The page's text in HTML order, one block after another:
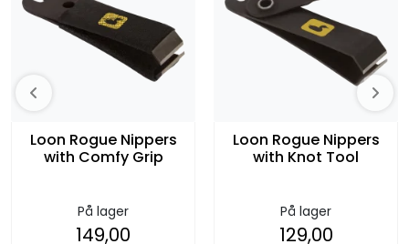
Loon Rogue Nippers
with Comfy Grip
På lager
149,00
Loon Rogue Nippers
with Knot Tool
På lager
129,00